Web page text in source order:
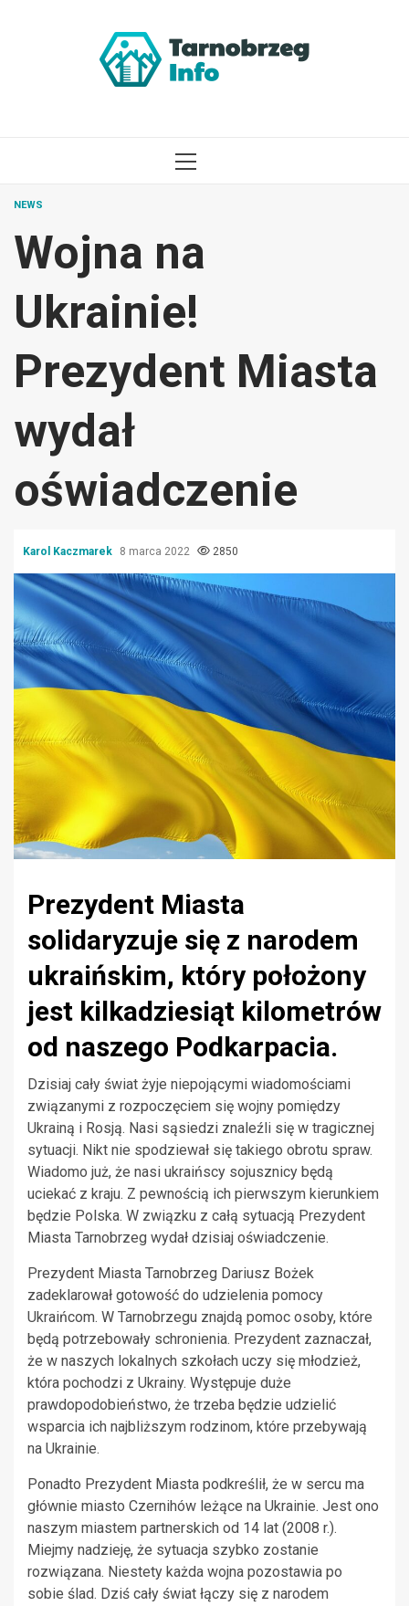
MENU
NEWS
Wojna na
Ukrainie!
Prezydent Miasta
wydał
oświadczenie
Karol Kaczmarek 8 marca 2022 2850
Prezydent Miasta
solidaryzuje się z narodem
ukraińskim, który położony
jest kilkadziesiąt kilometrów
od naszego Podkarpacia.
Dzisiaj cały świat żyje niepojącymi wiadomościami
związanymi z rozpoczęciem się wojny pomiędzy
Ukrainą i Rosją. Nasi sąsiedzi znaleźli się w tragicznej
sytuacji. Nikt nie spodziewał się takiego obrotu spraw.
Wiadomo już, że nasi ukraińscy sojusznicy będą
uciekać z kraju. Z pewnością ich pierwszym kierunkiem
będzie Polska. W związku z całą sytuacją Prezydent
Miasta Tarnobrzeg wydał dzisiaj oświadczenie.
Prezydent Miasta Tarnobrzeg Dariusz Bożek
zadeklarował gotowość do udzielenia pomocy
Ukraińcom. W Tarnobrzegu znajdą pomoc osoby, które
będą potrzebowały schronienia. Prezydent zaznaczał,
że w naszych lokalnych szkołach uczy się młodzież,
która pochodzi z Ukrainy. Występuje duże
prawdopodobieństwo, że trzeba będzie udzielić
wsparcia ich najbliższym rodzinom, które przebywają
na Ukrainie.
Ponadto Prezydent Miasta podkreślił, że w sercu ma
głównie miasto Czernihów leżące na Ukrainie. Jest ono
naszym miastem partnerskich od 14 lat (2008 r.).
Miejmy nadzieję, że sytuacja szybko zostanie
rozwiązana. Niestety każda wojna pozostawia po
sobie ślad. Dziś cały świat łączy się z narodem